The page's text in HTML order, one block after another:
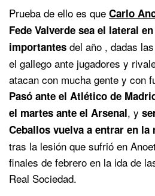
Prueba de ello es que Carlo
Fede Valverde sea el lateral
importantes del año , dadas
el gallego ante jugadores y
atacan con mucha gente y con
Pasó ante el Atlético de
el martes ante el Arsenal, y
Ceballos vuelva a entrar en la
tras la lesión que sufrió en
finales de febrero en la ida de
Real Sociedad.